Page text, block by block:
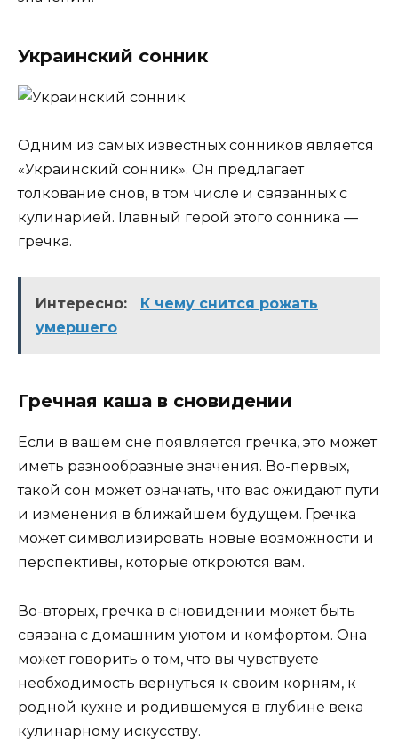
Украинский сонник
Одним из самых известных сонников является
«Украинский сонник». Он предлагает
толкование снов, в том числе и связанных с
кулинарией. Главный герой этого сонника —
гречка.
Интересно:
К чему снится рожать
умершего
Гречная каша в сновидении
Если в вашем сне появляется гречка, это может
иметь разнообразные значения. Во-первых,
такой сон может означать, что вас ожидают пути
и изменения в ближайшем будущем. Гречка
может символизировать новые возможности и
перспективы, которые откроются вам.
Во-вторых, гречка в сновидении может быть
связана с домашним уютом и комфортом. Она
может говорить о том, что вы чувствуете
необходимость вернуться к своим корням, к
родной кухне и родившемуся в глубине века
кулинарному искусству.